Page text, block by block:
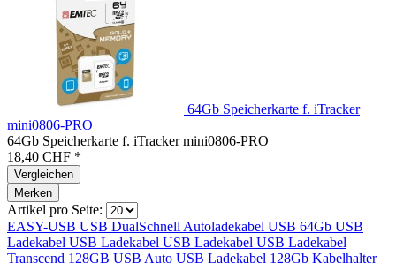
64Gb Speicherkarte f. iTracker
mini0806-PRO
64Gb Speicherkarte f. iTracker mini0806-PRO
18,40 CHF *
Vergleichen
Merken
Artikel pro Seite:
EASY-USB USB DualSchnell Autoladekabel USB 64Gb USB
Ladekabel USB Ladekabel USB Ladekabel USB Ladekabel
Transcend 128GB USB Auto USB Ladekabel 128Gb Kabelhalter